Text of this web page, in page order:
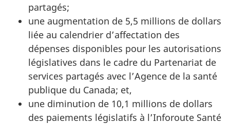
partagés;
une augmentation de 5,5 millions de dollars
liée au calendrier d’affectation des
dépenses disponibles pour les autorisations
législatives dans le cadre du Partenariat de
services partagés avec l’Agence de la santé
publique du Canada; et,
une diminution de 10,1 millions de dollars
des paiements législatifs à l’Inforoute Santé